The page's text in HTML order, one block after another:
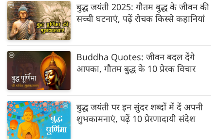
बुद्ध जयंती 2025: गौतम बुद्ध के जीवन की
सच्ची घटनाएं, पढ़ें रोचक किस्से कहानियां
Buddha Quotes: जीवन बदल देंगे
आपका, गौतम बुद्ध के 10 प्रेरक विचार
बुद्ध जयंती पर इन सुंदर शब्दों में दें अपनी
शुभकामनाएं, पढ़ें 10 प्रेरणादायी संदेश